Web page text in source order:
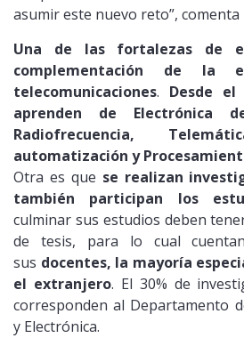
asumir este nuevo reto”,
Una de las fortalezas de
complementación de la
telecomunicaciones. Desde
aprenden de Electrónica
Radiofrecuencia,
automatización y
Otra es que se realizan
también participan los
culminar sus estudios deben
de tesis, para lo cual
sus docentes, la mayoría
el extranjero. El 30% de
corresponden al Departamento
y Electrónica.